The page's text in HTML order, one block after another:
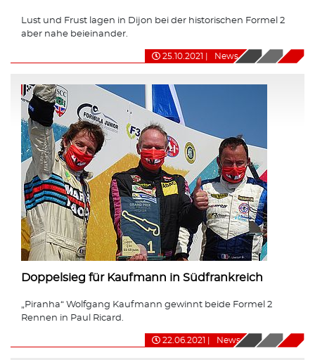
Lust und Frust lagen in Dijon bei der historischen Formel 2
aber nahe beieinander.
25.10.2021 News
Doppelsieg für Kaufmann in Südfrankreich
„Piranha“ Wolfgang Kaufmann gewinnt beide Formel 2
Rennen in Paul Ricard.
22.06.2021 News